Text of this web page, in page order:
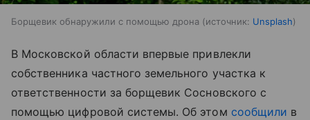
Борщевик обнаружили с помощью дрона источник: Unsplash
В Московской области впервые привлекли
собственника частного земельного участка к
ответственности за борщевик Сосновского с
помощью цифровой системы. Об этом сообщили в